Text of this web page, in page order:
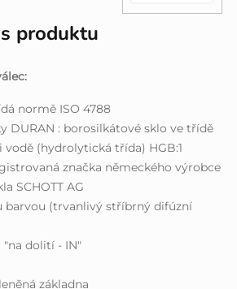
produktu
normě ISO 4788
DURAN : borosilkátové sklo ve třídě
(hydrolytická třída) HGB:1
značka německého výrobce
SCHOTT AG
barvou (trvanlivý stříbrný difúzní
"na dolití - IN"
základna